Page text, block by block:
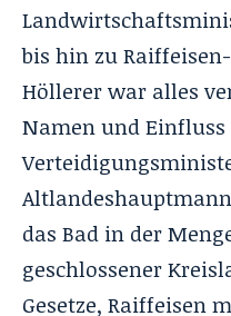
bis hin zu
Höllerer war alles
Namen und Einfluss
das Bad in der
geschlossener
Gesetze, Raiffeisen